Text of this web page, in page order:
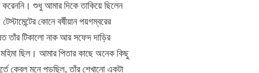
করেননি। শুধু আমার দিকে তাকিয়ে ছিলেন
কোনে বর্ষীয়ান পয়গম্বরের
তাঁর টিকালো নাক আর সফেদ দাড়ির
ছিল। আমার পিতার কাছে অনেক কিছু
কেবল মনে পড়ছিল, তাঁর শেখানো একটা